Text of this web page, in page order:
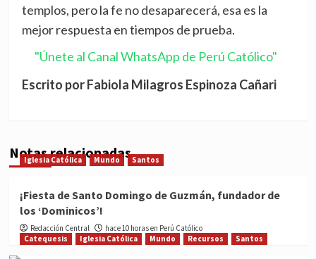
templos, pero la fe no desaparecerá, esa es la
mejor respuesta en tiempos de prueba.
"Únete al Canal WhatsApp de Perú Católico"
Escrito por Fabiola Milagros Espinoza Cañari
Notas relacionadas
Iglesia Católica Mundo Santos
¡Fiesta de Santo Domingo de Guzmán, fundador de
los ‘Dominicos’!
Redacción Central
hace 10 horas en Perú Católico
Catequesis
Iglesia Católica Mundo Recursos Santos